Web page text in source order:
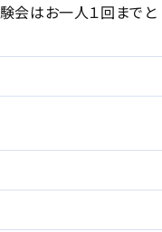
会はお一人１回までと